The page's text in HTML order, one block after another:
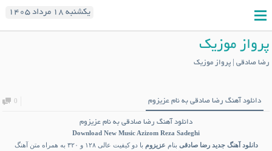
یکشنبه ۱۸ مرداد ۱۴۰۵
پرواز موزیک
رضا صادقی | پرواز موزیک
دانلود آهنگ رضا صادقی به نام عزیزوم 0
دانلود آهنگ رضا صادقی به نام عزیزوم
Download New Music Azizom Reza Sadeghi
دانلود آهنگ جدید رضا صادقی بنام عزیزوم با دو کیفیت عالی ۱۲۸ و ۳۲۰ به همراه متن آهنگ